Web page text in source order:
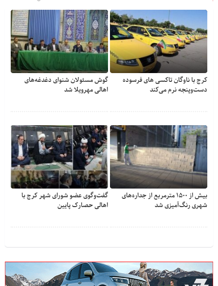
کرج با ناوگان تاکسی های فرسوده
دست‌وپنجه نرم می‌کند
گوش مسئولان شنوای دغدغه‎‌های
اهالی مهرویلا شد
بیش از ۱۵۰۰ مترمربع از جداره‌های
شهری رنگ‌آمیزی شد
گفت‌وگوی عضو شورای شهر کرج با
اهالی حصارک پایین